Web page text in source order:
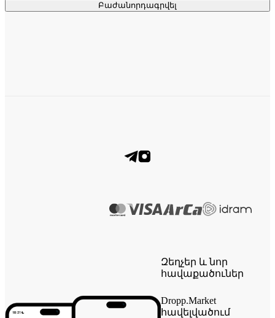
Բաժանորդագրվել
Զեղչեր և նոր
հավաքածուներ
Dropp.Market
հավելվածում